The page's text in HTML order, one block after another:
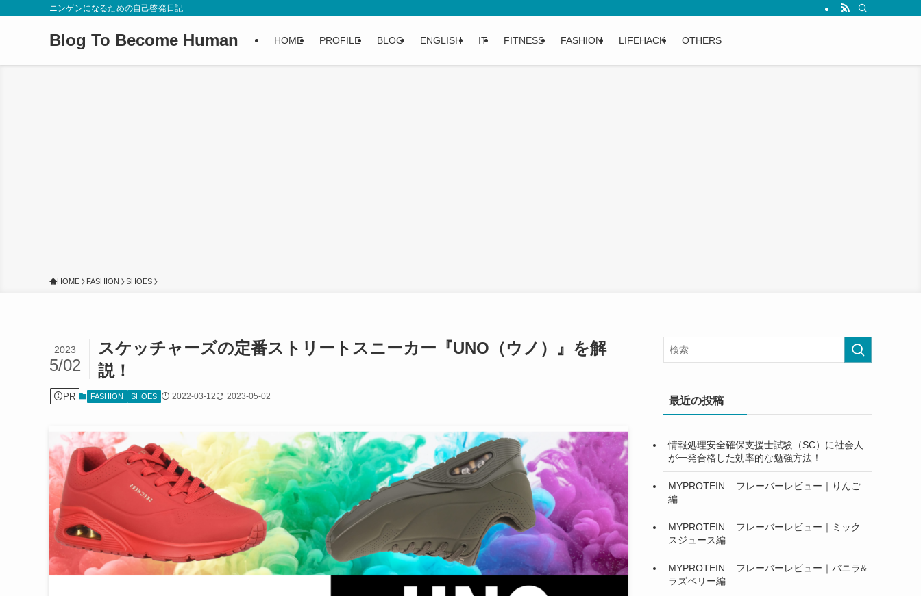
ニンゲンになるための自己啓発日記
Blog To Become Human HOME PROFILE BLOG ENGLISH IT FITNESS FASHION LIFEHACK OTHERS
HOME FASHION SHOES
スケッチャーズの定番ストリートスニーカー『UNO（ウノ）』を解
説！
2023
5/02
PR FASHION SHOES 2022-03-12 2023-05-02 最近の投稿
情報処理安全確保支援士試験（SC）に社会人
が一発合格した効率的な勉強方法！
MYPROTEIN – フレーバーレビュー｜りんご
編
MYPROTEIN – フレーバーレビュー｜ミック
スジュース編
MYPROTEIN – フレーバーレビュー｜バニラ&
ラズベリー編